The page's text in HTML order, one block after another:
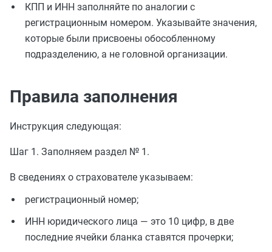
КПП и ИНН заполняйте по аналогии с
регистрационным номером. Указывайте значения,
которые были присвоены обособленному
подразделению, а не головной организации.
Правила заполнения
Инструкция следующая:
Шаг 1. Заполняем раздел № 1.
В сведениях о страхователе указываем:
регистрационный номер;
ИНН юридического лица — это 10 цифр, в две
последние ячейки бланка ставятся прочерки;